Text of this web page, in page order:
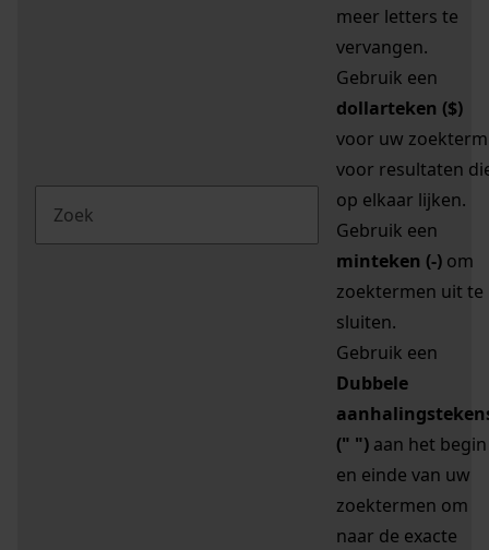
meer letters te
vervangen.
Gebruik een
dollarteken ($)
voor uw zoekterm
voor resultaten
op elkaar lijken.
Gebruik een
minteken (-) om
zoektermen uit te
sluiten.
Gebruik een
Dubbele
(" ") aan het begin
en einde van uw
zoektermen om
naar de exacte